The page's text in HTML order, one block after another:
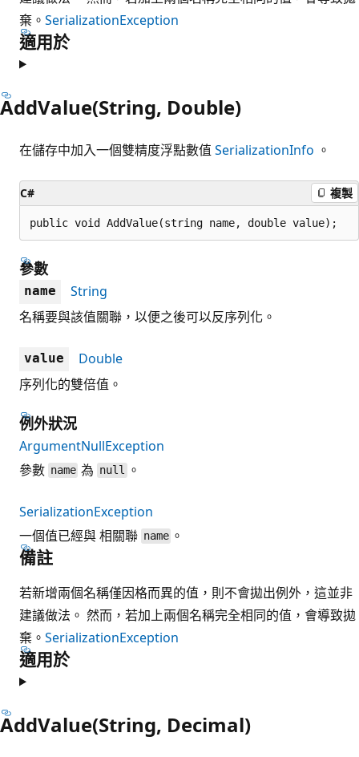
棄。 SerializationException
適用於
AddValue(String, Double)
在儲存中加入一個雙精度浮點數值 SerializationInfo 。
C# 複製
public void AddValue(string name, double value);
參數
name
String
名稱要與該值關聯，以便之後可以反序列化。
value
Double
序列化的雙倍值。
例外狀況
ArgumentNullException
參數 name 為 null 。
SerializationException
一個值已經與 相關聯 name 。
備註
若新增兩個名稱僅因格而異的值，則不會拋出例外，這並非
建議做法。 然而，若加上兩個名稱完全相同的值，會導致拋
棄。 SerializationException
適用於
AddValue(String, Decimal)